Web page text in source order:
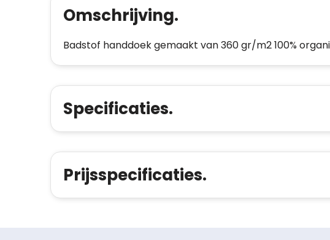
Omschrijving.
Badstof handdoek gemaakt van 360 gr/m2 100%
Specificaties.
Prijsspecificaties.